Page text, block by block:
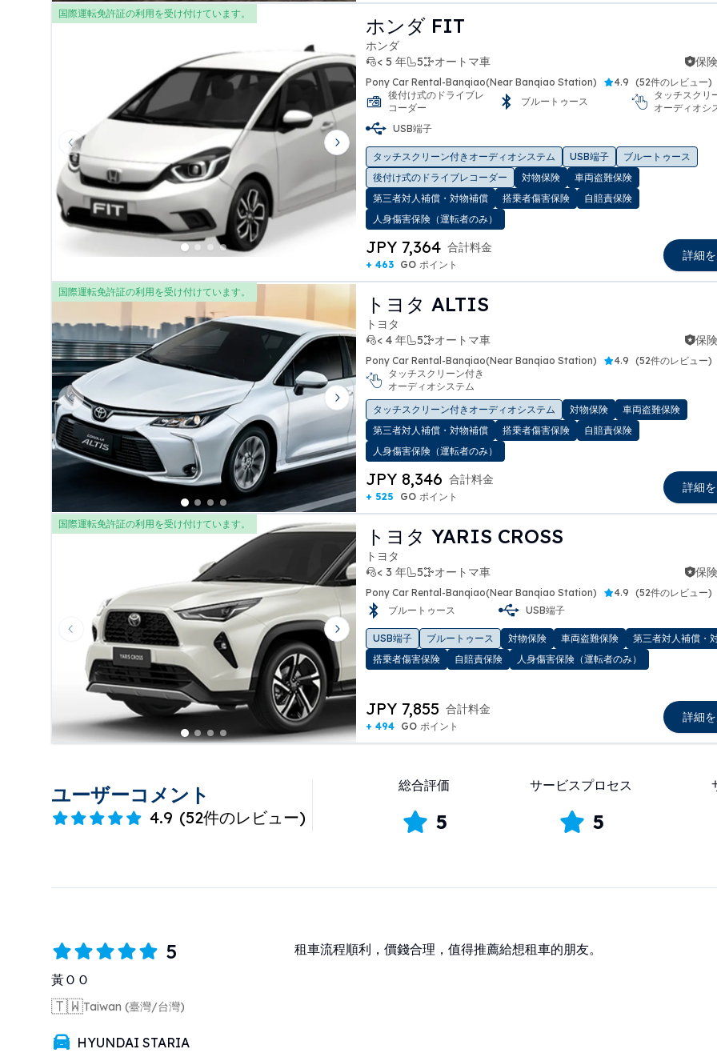
国際運転免許証の利用を受け付けています。
Previous slide Next slide
ホンダ FIT
ホンダ
< 5 年
5 オートマ車 保
Pony Car Rental-Banqiao(Near Banqiao Station) 4.9 (52件のレビュー)
後付け式のドライブレ
コーダー
ブルートゥース
タッチスクリ
オーディオシ
USB端子
タッチスクリーン付きオーディオシステム USB端子
ブルートゥース
後付け式のドライブレコーダー
対物保険
車両盗難保険
第三者対人補償・対物補償
搭乗者傷害保険
自賠責保険
人身傷害保険（運転者のみ）
JPY 7,364 合計料金
+ 463 GO ポイント
詳細
国際運転免許証の利用を受け付けています。
Previous slide Next slide
トヨタ ALTIS
トヨタ
< 4 年
5 オートマ車 保
Pony Car Rental-Banqiao(Near Banqiao Station) 4.9 (52件のレビュー)
タッチスクリーン付き
オーディオシステム
タッチスクリーン付きオーディオシステム
対物保険
車両盗難保険
第三者対人補償・対物補償
搭乗者傷害保険
自賠責保険
人身傷害保険（運転者のみ）
JPY 8,346 合計料金
+ 525 GO ポイント
詳細
国際運転免許証の利用を受け付けています。
Previous slide Next slide
トヨタ YARIS CROSS
トヨタ
< 3 年
5 オートマ車 保
Pony Car Rental-Banqiao(Near Banqiao Station) 4.9 (52件のレビュー)
ブルートゥース
USB端子
USB端子 ブルートゥース 対物保険 車両盗難保険
第三者対人補償・
搭乗者傷害保険
自賠責保険 人身傷害保険（運転者のみ）
JPY 7,855 合計料金
+ 494 GO ポイント
詳細
ユーザーコメント
4.9 (52件のレビュー)
総合評価
5
サービスプロセス
5
5
黃ＯＯ
🇹🇼Taiwan (臺灣/台灣)
HYUNDAI STARIA
租車流程順利，價錢合理，值得推薦給想租車的朋友。